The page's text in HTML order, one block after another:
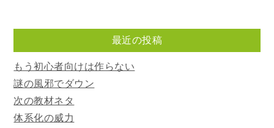
最近の投稿
もう初心者向けは作らない
謎の風邪でダウン
次の教材ネタ
体系化の威力